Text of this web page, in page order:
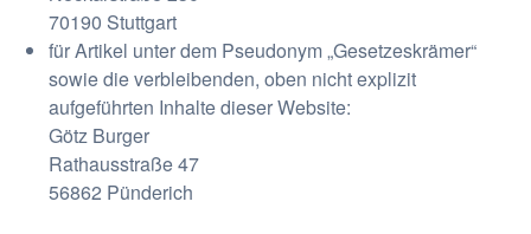
70190 Stuttgart
für Artikel unter dem Pseudonym „Gesetzeskrämer“
sowie die verbleibenden, oben nicht explizit
aufgeführten Inhalte dieser Website:
Götz Burger
Rathausstraße 47
56862 Pünderich